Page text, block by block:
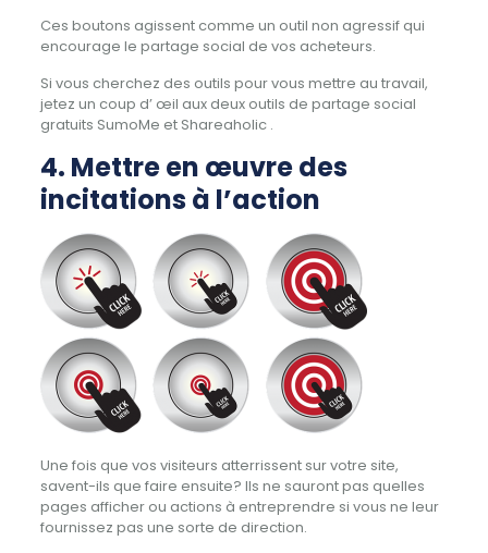
Ces boutons agissent comme un outil non agressif qui
encourage le partage social de vos acheteurs.
Si vous cherchez des outils pour vous mettre au travail,
jetez un coup d’ œil aux deux outils de partage social
gratuits SumoMe et Shareaholic .
4. Mettre en œuvre des
incitations à l’action
Une fois que vos visiteurs atterrissent sur votre site,
savent-ils que faire ensuite? Ils ne sauront pas quelles
pages afficher ou actions à entreprendre si vous ne leur
fournissez pas une sorte de direction.